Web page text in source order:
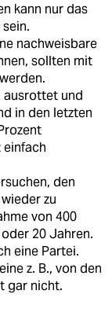
kann nur das
nachweisbare
sollten mit
ausrottet und
in den letzten
den
zu
von 400
20 Jahren.
eine Partei.
z. B., von den
gar nicht.